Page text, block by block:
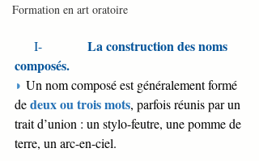
Formation en art oratoire
I- La construction des noms
composés.
◗ Un nom composé est généralement formé
de deux ou trois mots, parfois réunis par un
trait d’union : un stylo-feutre, une pomme de
terre, un arc-en-ciel.